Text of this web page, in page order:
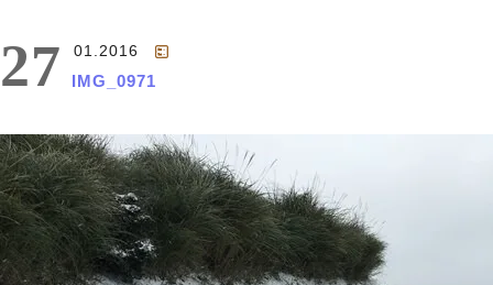
27 01.2016
IMG_0971